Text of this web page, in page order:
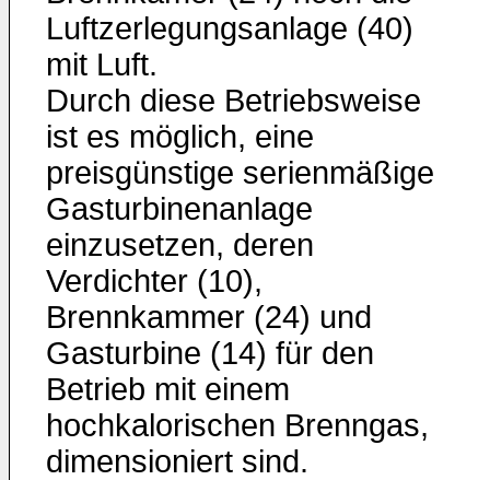
Luftzerlegungsanlage (40)
mit Luft.
Durch diese Betriebsweise
ist es möglich, eine
preisgünstige serienmäßige
Gasturbinenanlage
einzusetzen, deren
Verdichter (10),
Brennkammer (24) und
Gasturbine (14) für den
Betrieb mit einem
hochkalorischen Brenngas,
dimensioniert sind.